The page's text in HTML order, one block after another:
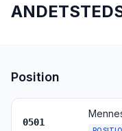
Position
0501